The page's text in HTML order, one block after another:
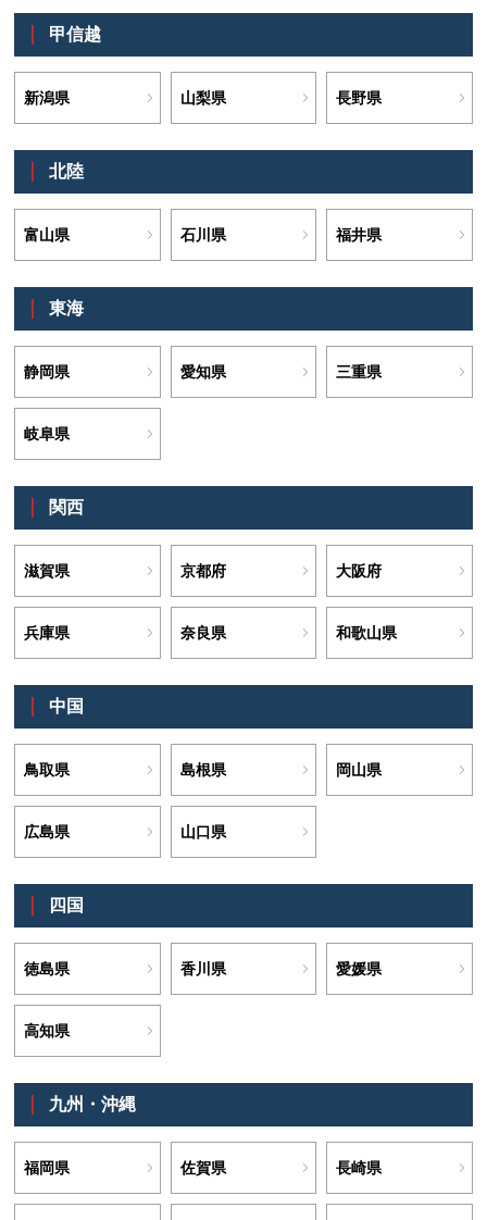
甲信越
新潟県 山梨県 長野県
北陸
富山県 石川県 福井県
東海
静岡県 愛知県 三重県
岐阜県
関西
滋賀県 京都府 大阪府
兵庫県 奈良県 和歌山県
中国
鳥取県 島根県 岡山県
広島県 山口県
四国
徳島県 香川県 愛媛県
高知県
九州・沖縄
福岡県 佐賀県 長崎県